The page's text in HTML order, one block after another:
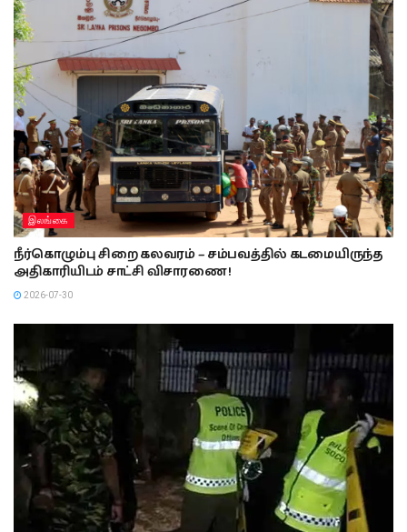
இலங்கை
நீர்கொழும்பு சிறை கலவரம் – சம்பவத்தில் கடமையிருந்த
அதிகாரியிடம் சாட்சி விசாரணை !
2026-07-30